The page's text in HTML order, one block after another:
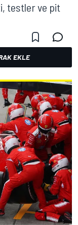
testler ve pit
EKLE